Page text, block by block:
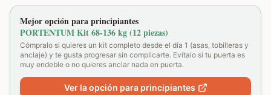
Mejor opción para principiantes
PORTENTUM Kit 68-136 kg (12 piezas)
Cómpralo si quieres un kit completo desde el día 1 (asas, tobilleras y
anclaje) y te gusta progresar sin complicarte. Evítalo si tu puerta es
muy endeble o no quieres anclar nada en puerta.
Ver la opción para principiantes